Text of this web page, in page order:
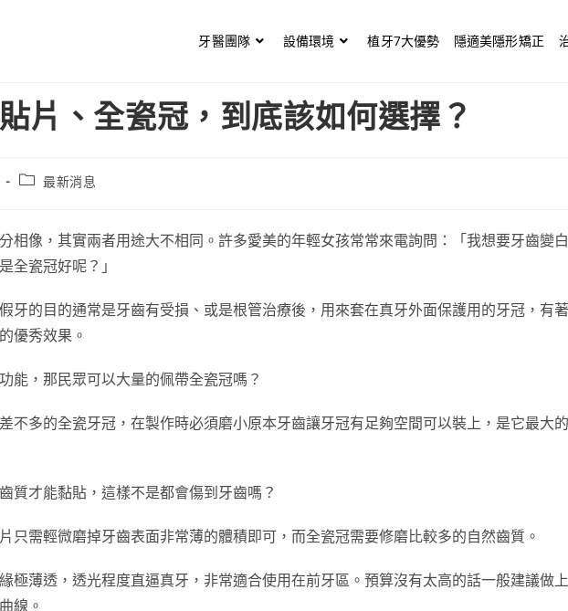
牙醫團隊 設備環境 植牙7大優勢 隱適美隱形矯正
片、全瓷冠，到底該如何選擇？
最新消息
相像，其實兩者用途大不相同。許多愛美的年輕女孩常常來電詢問：「我想要牙齒變白
全瓷冠好呢？」
牙的目的通常是牙齒有受損、或是根管治療後，用來套在真牙外面保護用的牙冠，有著
優秀效果。
能，那民眾可以大量的佩帶全瓷冠嗎？
不多的全瓷牙冠，在製作時必須磨小原本牙齒讓牙冠有足夠空間可以裝上，是它最大的
質才能黏貼，這樣不是都會傷到牙齒嗎？
只需輕微磨掉牙齒表面非常薄的體積即可，而全瓷冠需要修磨比較多的自然齒質。
極薄透，透光程度直逼真牙，非常適合使用在前牙區。預算沒有太高的話一般建議做上
線。